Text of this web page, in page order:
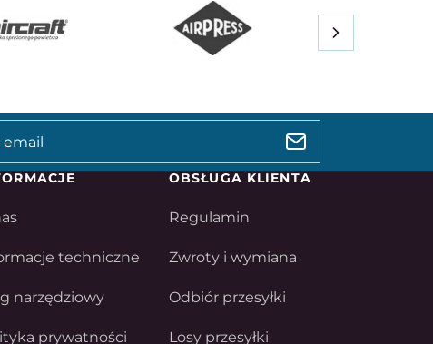
techniczne
narzędziowy
prywatności
OBSŁUGA KLIENTA
Regulamin
Zwroty i wymiana
Odbiór przesyłki
Losy przesyłki